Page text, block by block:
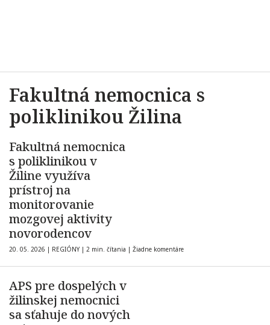
Fakultná nemocnica s
poliklinikou Žilina
Fakultná nemocnica
s poliklinikou v
Žiline využíva
prístroj na
monitorovanie
mozgovej aktivity
novorodencov
20. 05. 2026 | REGIÓNY | 2 min. čítania | Žiadne komentáre
APS pre dospelých v
žilinskej nemocnici
sa sťahuje do nových